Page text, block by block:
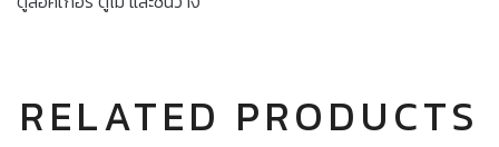
RELATED PRODUCTS